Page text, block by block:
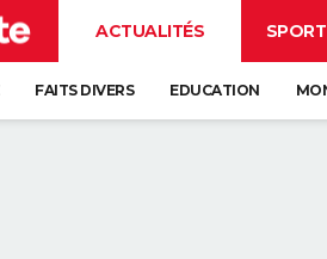
ACTUALITÉS SPORT
FAITS DIVERS EDUCATION